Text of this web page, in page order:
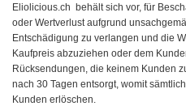
Eliolicious.ch behält sich vor, für
oder Wertverlust aufgrund
Entschädigung zu verlangen und die
Kaufpreis abzuziehen oder dem
Rücksendungen, die keinem Kunden
nach 30 Tagen entsorgt, womit
Kunden erlöschen.